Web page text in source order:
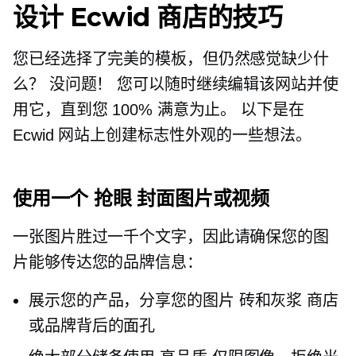
设计 Ecwid 商店的技巧
您已经选择了完美的模板，但仍然感觉缺少什
么？ 没问题！ 您可以随时继续编辑该网站并使
用它，直到您 100% 满意为止。 以下是在
Ecwid 网站上创建标志性外观的一些想法。
使用一个 抢眼封面图片或视频
一张图片胜过一千个文字，因此请确保您的图
片能够传达您的品牌信息：
展示您的产品，分享您的图片 砖和灰浆 商店
或品牌背后的面孔